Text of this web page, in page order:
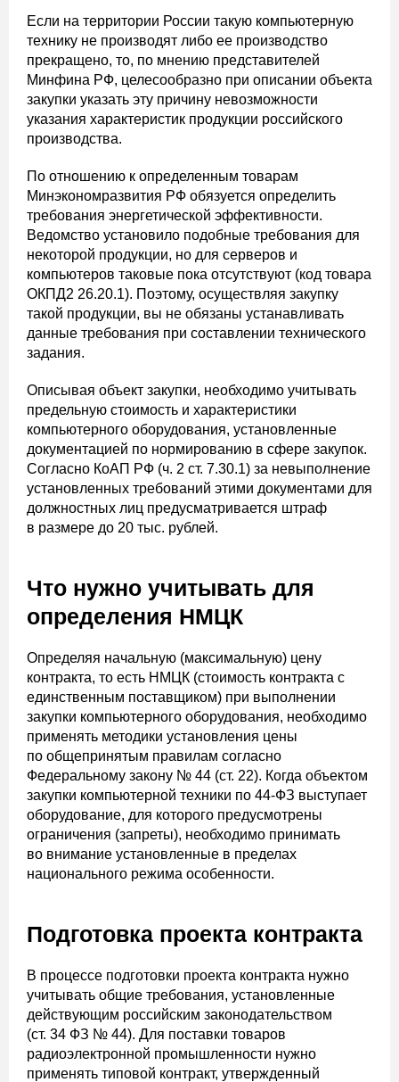
Если на территории России такую компьютерную
технику не производят либо ее производство
прекращено, то, по мнению представителей
Минфина РФ, целесообразно при описании объекта
закупки указать эту причину невозможности
указания характеристик продукции российского
производства.
По отношению к определенным товарам
Минэкономразвития РФ обязуется определить
требования энергетической эффективности.
Ведомство установило подобные требования для
некоторой продукции, но для серверов и
компьютеров таковые пока отсутствуют (код товара
ОКПД2 26.20.1). Поэтому, осуществляя закупку
такой продукции, вы не обязаны устанавливать
данные требования при составлении технического
задания.
Описывая объект закупки, необходимо учитывать
предельную стоимость и характеристики
компьютерного оборудования, установленные
документацией по нормированию в сфере закупок.
Согласно КоАП РФ (ч. 2 ст. 7.30.1) за невыполнение
установленных требований этими документами для
должностных лиц предусматривается штраф
в размере до 20 тыс. рублей.
Что нужно учитывать для
определения НМЦК
Определяя начальную (максимальную) цену
контракта, то есть НМЦК (стоимость контракта с
единственным поставщиком) при выполнении
закупки компьютерного оборудования, необходимо
применять методики установления цены
по общепринятым правилам согласно
Федеральному закону № 44 (ст. 22). Когда объектом
закупки компьютерной техники по 44-ФЗ выступает
оборудование, для которого предусмотрены
ограничения (запреты), необходимо принимать
во внимание установленные в пределах
национального режима особенности.
Подготовка проекта контракта
В процессе подготовки проекта контракта нужно
учитывать общие требования, установленные
действующим российским законодательством
(ст. 34 ФЗ № 44). Для поставки товаров
радиоэлектронной промышленности нужно
применять типовой контракт, утвержденный